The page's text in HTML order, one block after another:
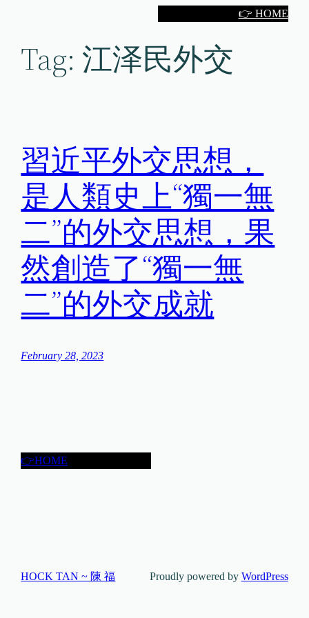
👉 HOME
Tag: 江泽民外交
習近平外交思想，
是人類史上“獨一無
二”的外交思想，果
然創造了“獨一無
二”的外交成就
February 28, 2023
👉HOME
HOCK TAN ~ 陳 福 Proudly powered by WordPress